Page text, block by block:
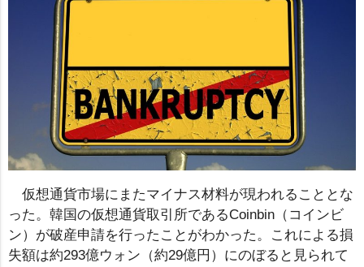
仮想通貨市場にまたマイナス材料が現われることとな
った。韓国の仮想通貨取引所であるCoinbin（コインビ
ン）が破産申請を行ったことがわかった。これによる損
失額は約293億ウォン（約29億円）にのぼると見られて